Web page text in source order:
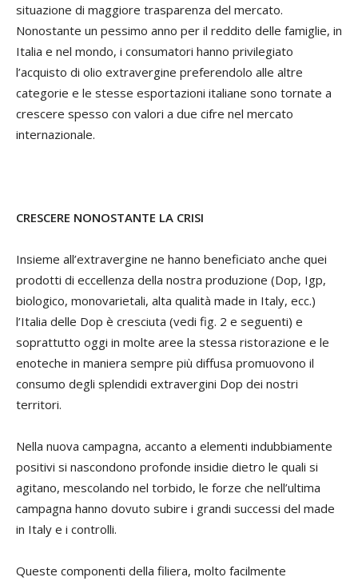
situazione di maggiore trasparenza del mercato.
Nonostante un pessimo anno per il reddito delle famiglie, in
Italia e nel mondo, i consumatori hanno privilegiato
l’acquisto di olio extravergine preferendolo alle altre
categorie e le stesse esportazioni italiane sono tornate a
crescere spesso con valori a due cifre nel mercato
internazionale.
CRESCERE NONOSTANTE LA CRISI
Insieme all’extravergine ne hanno beneficiato anche quei
prodotti di eccellenza della nostra produzione (Dop, Igp,
biologico, monovarietali, alta qualità made in Italy, ecc.)
l’Italia delle Dop è cresciuta (vedi fig. 2 e seguenti) e
soprattutto oggi in molte aree la stessa ristorazione e le
enoteche in maniera sempre più diffusa promuovono il
consumo degli splendidi extravergini Dop dei nostri
territori.
Nella nuova campagna, accanto a elementi indubbiamente
positivi si nascondono profonde insidie dietro le quali si
agitano, mescolando nel torbido, le forze che nell’ultima
campagna hanno dovuto subire i grandi successi del made
in Italy e i controlli.
Queste componenti della filiera, molto facilmente